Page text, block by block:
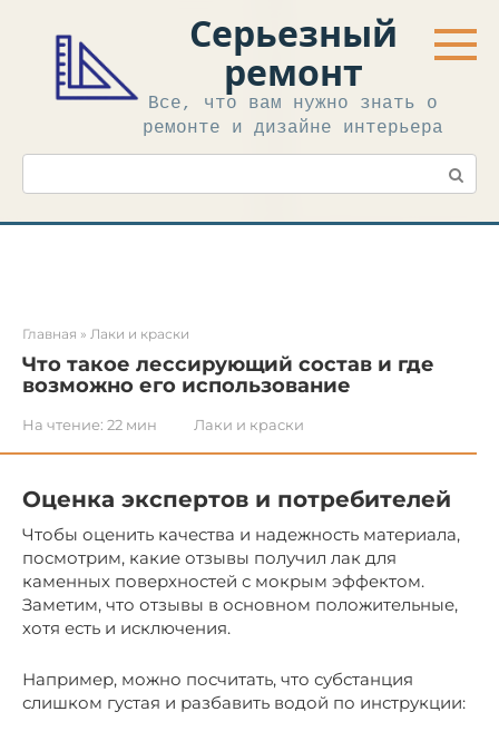
контенту
Серьезный
ремонт
Все, что вам нужно знать о
ремонте и дизайне интерьера
Поиск:
Главная » Лаки и краски
Что такое лессирующий состав и где
возможно его использование
На чтение: 22 мин Лаки и краски
Оценка экспертов и потребителей
Чтобы оценить качества и надежность материала,
посмотрим, какие отзывы получил лак для
каменных поверхностей с мокрым эффектом.
Заметим, что отзывы в основном положительные,
хотя есть и исключения.
Например, можно посчитать, что субстанция
слишком густая и разбавить водой по инструкции: